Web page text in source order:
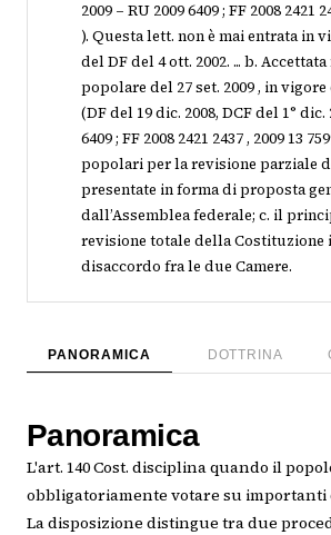
2009 – RU 2009 6409 ; FF 2008 2421
). Questa lett. non è mai entrata in
del DF del 4 ott. 2002. ... b.
popolare del 27 set. 2009 , in vigore
(DF del 19 dic. 2008, DCF del 1° dic.
6409 ; FF 2008 2421 2437 , 2009 13
popolari per la revisione parziale
presentate in forma di proposta
dall’Assemblea federale; c. il
revisione totale della Costituzione
disaccordo fra le due Camere.
PANORAMICA DOTTRINA
Panoramica
L'art. 140 Cost. disciplina quando il
obbligatoriamente votare su importanti
La disposizione distingue tra due